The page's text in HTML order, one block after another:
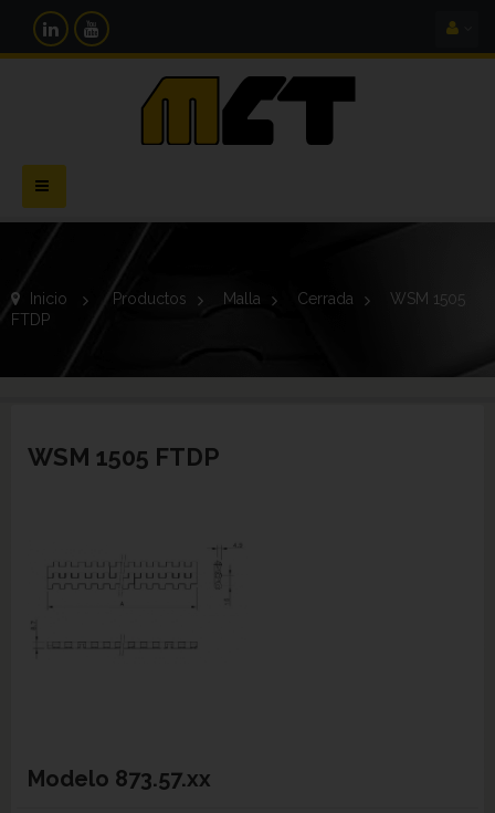
Navegación
Toggle
Inicio > Productos > Malla > Cerrada >
WSM 1505
FTDP
WSM 1505 FTDP
Modelo 873.57.xx